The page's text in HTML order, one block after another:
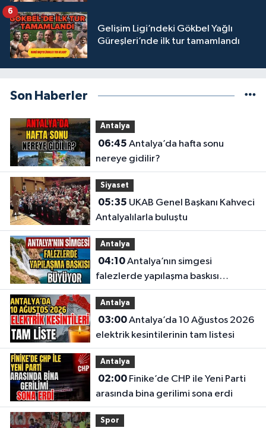
Gelişim Ligi’ndeki Gökbel Yağlı
Güreşleri’nde ilk tur tamamlandı
6
Son Haberler
Antalya
06:45
nereye gidilir?
Siyaset
05:35
Antalyalılarla buluştu
Antalya
04:10Antalya’nın simgesi
falezlerde yapılaşma baskısı
büyüyor
Antalya
03:00Antalya’da 10 Ağustos 2026
elektrik kesintilerinin tam listesi
Antalya
02:00Finike’de CHP ile Yeni Parti
arasında bina gerilimi sona erdi
Spor